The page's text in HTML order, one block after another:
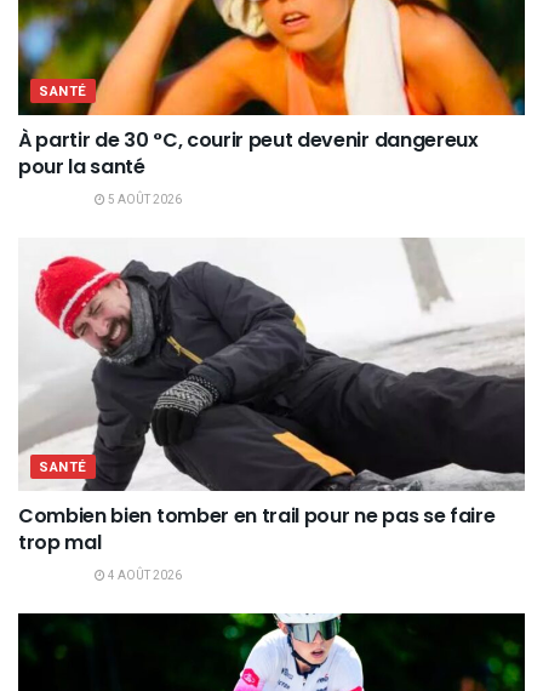
SANTÉ
À partir de 30 °C, courir peut devenir dangereux
pour la santé
5 AOÛT 2026
SANTÉ
Combien bien tomber en trail pour ne pas se faire
trop mal
4 AOÛT 2026